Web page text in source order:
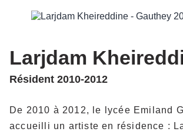
Larjdam
Résident 2010-2012
De 2010 à 2012, le lycée Emiland
accueilli un artiste en résidence :